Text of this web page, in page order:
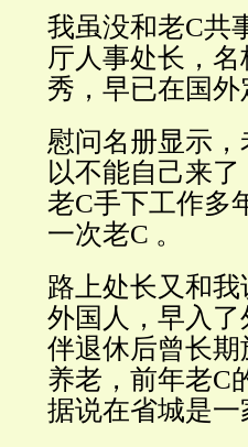
我虽没和老C共
厅人事处长，
秀，早已在国外
慰问名册显示
以不能自己来
老C手下工作多
一次老C 。
路上处长又和
外国人，早入
伴退休后曾长
养老，前年老C
据说在省城是一